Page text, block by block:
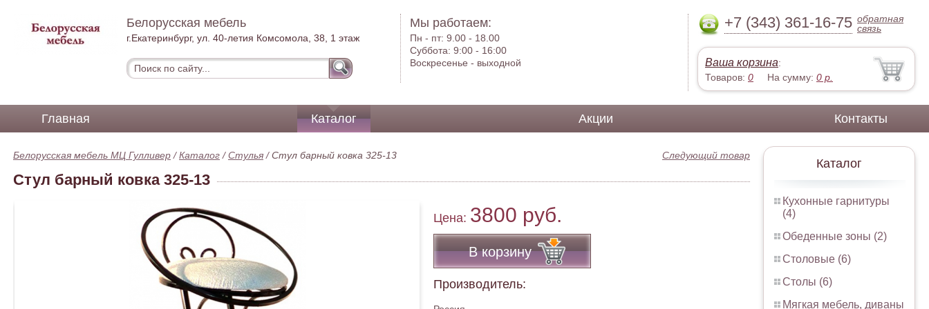
Белорусская мебель
г.Екатеринбург, ул. 40-летия Комсомола, 38, 1 этаж
Мы работаем:
Пн - пт:9.00 - 18.00
Суббота:9:00 - 16:00
Воскресенье - выходной
+7 (343) 361-16-75 обратная
связь
Ваша корзина:
Товаров: 0 На сумму: 0 р.
Главная Каталог Акции Контакты
Каталог
Кухонные гарнитуры
(4)
Обеденные зоны (2)
Столовые (6)
Столы (6)
Мягкая мебель, диваны
Следующий товар
Белорусская мебель МЦ Гулливер /Каталог /Стулья /Стул барный ковка 325-13
Стул барный ковка 325-13
Цена: 3800 руб.
В корзину
Производитель: